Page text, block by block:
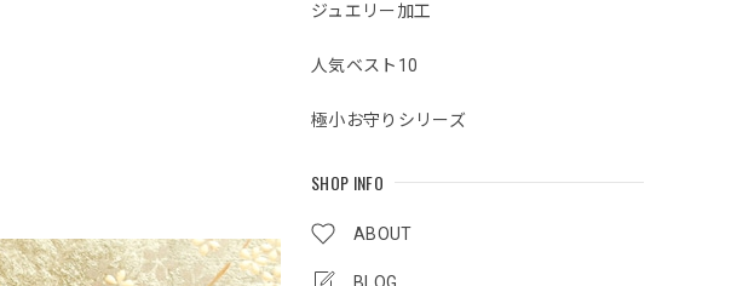
ジュエリー加工
人気ベスト10
極小お守りシリーズ
SHOP INFO
ABOUT